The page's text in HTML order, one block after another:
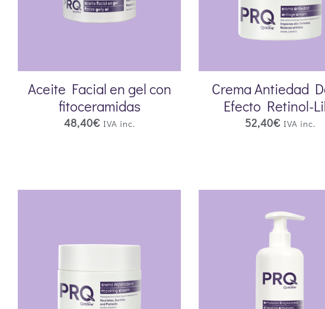
Aceite Facial en gel con
fitoceramidas
48,40€ IVA inc.
Crema Antiedad
Efecto Retinol-
52,40€ IVA inc.